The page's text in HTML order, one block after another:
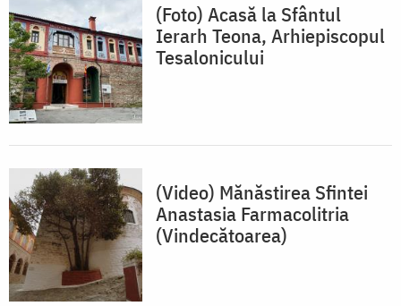
(Foto) Acasă la Sfântul
Ierarh Teona, Arhiepiscopul
Tesalonicului
(Video) Mănăstirea Sfintei
Anastasia Farmacolitria
(Vindecătoarea)